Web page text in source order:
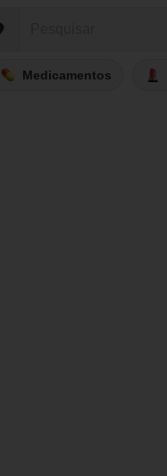
Medicamentos